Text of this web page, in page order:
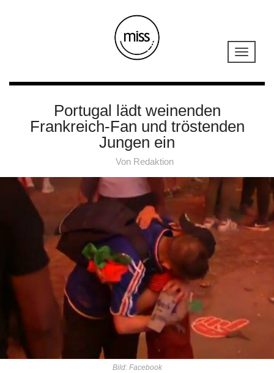
Portugal lädt weinenden
Frankreich-Fan und tröstenden
Jungen ein
Von Redaktion
Bild: Facebook